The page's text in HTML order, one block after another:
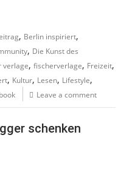
, Berlin inspiriert,
, Die Kunst des
verlage,fischerverlage, Freizeit,
, Kultur, Lesen, Lifestyle,
Leave a comment
schenken